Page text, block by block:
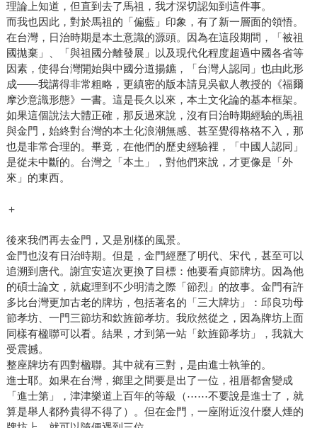
理論上知道，但直到去了馬祖，我才深切認知到這件事。
而我也因此，對於馬祖的「偏藍」印象，有了新一層面的領悟。
在台灣，日治時期是本土意識的源頭。因為在這段期間，「被祖
國拋棄」、「與祖國分離發展」以及現代化程度超過中國各省等
因素，使得台灣開始與中國分道揚鑣，「台灣人認同」也由此形
成——我講得非常粗略，更縝密的版本請見吳叡人教授的《福爾
摩沙意識形態》一書。這是長久以來，本土文化論的基本框架。
如果這個說法大體正確，那反過來說，沒有日治時期經驗的馬祖
與金門，始終對台灣的本土化浪潮無感、甚至覺得格格不入，那
也是非常合理的。畢竟，在他們的歷史經驗裡，「中國人認同」
是從未中斷的。台灣之「本土」，對他們來說，才更像是「外
來」的東西。
＋
後來我們再去金門，又是別樣的風景。
金門也沒有日治時期。但是，金門經歷了明代、宋代，甚至可以
追溯到唐代。謝宜安這次更換了目標：他要看貞節牌坊。因為他
的碩士論文，就處理到不少明清之際「節烈」的故事。金門有許
多比台灣更加古老的牌坊，包括著名的「三大牌坊」：邱良功母
節孝坊、一門三節坊和欽旌節孝坊。我欣然從之，因為牌坊上面
同樣有楹聯可以看。結果，才到第一站「欽旌節孝坊」，我就大
受震撼。
整座牌坊有四對楹聯。其中就有三對，是由進士執筆的。
進士耶。如果在台灣，鄉里之間要是出了一位，祖厝都會變成
「進士第」，津津樂道上百年的等級（⋯⋯不要說是進士了，就
算是舉人都矜貴得不得了）。但在金門，一座附近沒什麼人煙的